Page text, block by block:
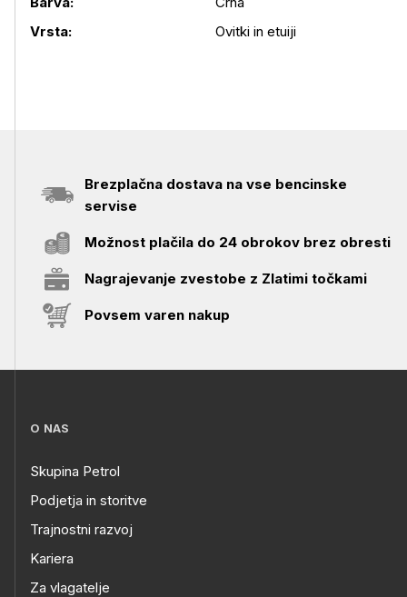
Vrsta:
Ovitki in etuiji
Brezplačna dostava na vse bencinske
servise
Možnost plačila do 24 obrokov brez obresti
Nagrajevanje zvestobe z Zlatimi točkami
Povsem varen nakup
O NAS
Skupina Petrol
Podjetja in storitve
Trajnostni razvoj
Kariera
Za vlagatelje